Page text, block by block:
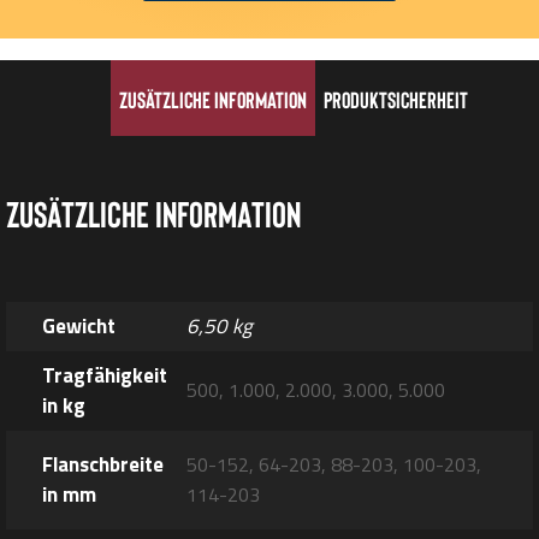
Zusätzliche Information Produktsicherheit
Zusätzliche Information
Gewicht
6,50 kg
Tragfähigkeit
in kg
500, 1.000, 2.000, 3.000, 5.000
Flanschbreite
in mm
50-152, 64-203, 88-203, 100-203,
114-203